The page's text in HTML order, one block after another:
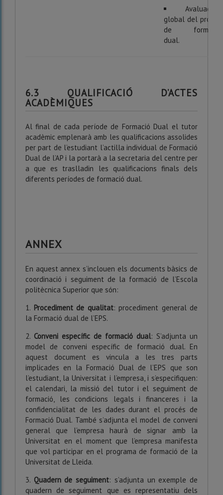
Avaluació
global del procés
de formació
dual.
6.3 QUALIFICACIÓ D’ACTES
ACADÈMIQUES
Al final de cada període de Formació Dual el tutor
acadèmic emplenarà amb les qualificacions assolides
per part de l’estudiant l’actilla individual de Formació
Dual de l’AP i la portarà a la secretaria del centre per
a que es traslladin les qualificacions finals dels
diferents períodes de formació dual.
ANNEX
En aquest annex s’inclouen els documents bàsics de
coordinació i seguiment de la formació de l’Escola
politècnica Superior que són:
1. Procediment de qualitat: procediment general de
la Formació dual de l’EPS.
2. Conveni específic de formació dual: S’adjunta un
model de conveni específic de formació dual. En
aquest document es vincula a les tres parts
implicades en la Formació Dual de l’EPS que son
l’estudiant, la Universitat i l’empresa, i s’especifiquen:
el calendari, la missió del tutor i el seguiment de
formació, les condicions legals i financeres i la
confidencialitat de les dades durant el procés de
Formació Dual. També s’adjunta el model de conveni
general que l’empresa haurà de signar amb la
Universitat en el moment que l’empresa manifesta
que vol participar en el programa de formació de la
Universitat de Lleida.
3. Quadern de seguiment: s’adjunta un exemple de
quadern de seguiment que es representatiu dels